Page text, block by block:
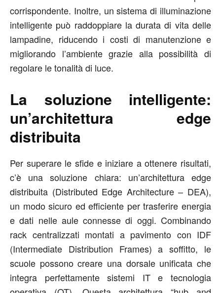
corrispondente. Inoltre, un sistema di illuminazione
intelligente può raddoppiare la durata di vita delle
lampadine, riducendo i costi di manutenzione e
migliorando l’ambiente grazie alla possibilità di
regolare le tonalità di luce.
La soluzione intelligente:
un’architettura edge
distribuita
Per superare le sfide e iniziare a ottenere risultati,
c’è una soluzione chiara: un’architettura edge
distribuita (Distributed Edge Architecture – DEA),
un modo sicuro ed efficiente per trasferire energia
e dati nelle aule connesse di oggi. Combinando
rack centralizzati montati a pavimento con IDF
(Intermediate Distribution Frames) a soffitto, le
scuole possono creare una dorsale unificata che
integra perfettamente sistemi IT e tecnologia